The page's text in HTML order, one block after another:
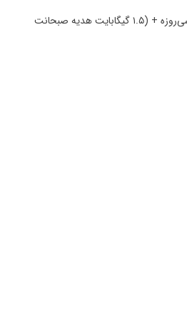
اینترنت آلفا، ۱۵ گیگابایت سی‌روزه + (۱.۵ گیگابایت هدیه صبحانت